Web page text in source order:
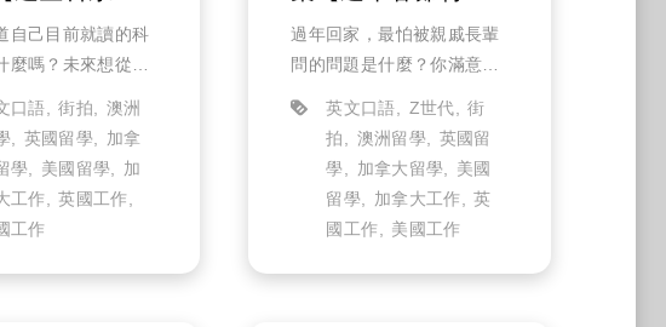
都在幹
自己目前就讀的科
麼嗎？未來想從事
口語 街拍
澳洲
英國留學
加拿
學
美國留學
加
工作
英國工作
工作
集】
過年回家，最怕被親戚長輩
問的問題是什麼？你滿意今
英文口語 Z世代
街
拍
澳洲留學
英國留
學
加拿大留學
美國
留學
加拿大工作
英
國工作
美國工作